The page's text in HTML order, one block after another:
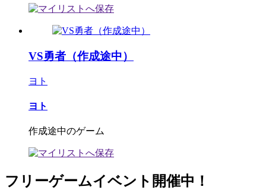
VS勇者（作成途中）
ヨト
ヨト
作成途中のゲーム
フリーゲームイベント開催中！